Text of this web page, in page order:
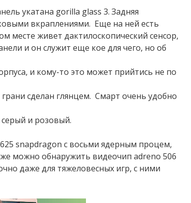
укатана gorilla glass 3. Задняя
вкраплениями. Еще на ней есть
месте живет дактилоскопический сенсор,
и он служит еще кое для чего, но об
и кому-то это может прийтись не по
сделан глянцем. Смарт очень удобно
серый и розовый.
snapdragon с восьми ядерным процем,
можно обнаружить видеочип adreno 506
даже для тяжеловесных игр, с ними